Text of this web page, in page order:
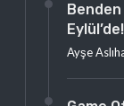
Eylül’de!
Ayşe